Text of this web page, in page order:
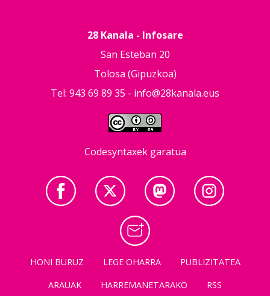
28 Kanala - Infosare
San Esteban 20
Tolosa (Gipuzkoa)
Tel: 943 69 89 35 - info@28kanala.eus
Codesyntaxek garatua
HONI BURUZ LEGE OHARRA
PUBLIZITATEA
ARAUAK
HARREMANETARAKO RSS